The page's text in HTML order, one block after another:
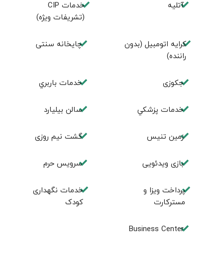
آتلیه
خدمات CIP
(تشریفات ویژه)
کرایه اتومبیل (بدون
راننده)
چايخانه سنتی
جكوزی خدمات باربري
خدمات پزشكي سالن بيليارد
زمين تنيس گشت نیم روزی
بازی ویدئویی سرویس حرم
پرداخت ویزا و
مسترکارت
خدمات نگهداری
کودک
Business Center